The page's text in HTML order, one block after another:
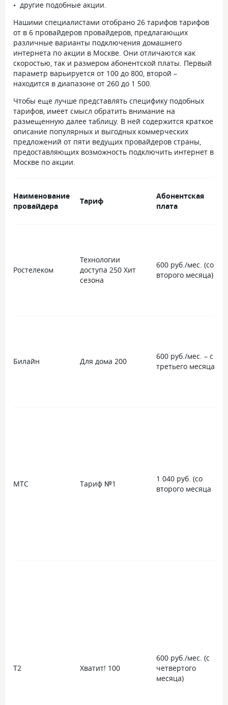
другие подобные акции.
Нашими специалистами отобрано 26 тарифов тарифов
от в 6 провайдеров провайдеров, предлагающих
различные варианты подключения домашнего
интернета по акции в Москве. Они отличаются как
скоростью, так и размером абонентской платы. Первый
параметр варьируется от 100 до 800, второй –
находится в диапазоне от 260 до 1 500.
Чтобы еще лучше представлять специфику подобных
тарифов, имеет смысл обратить внимание на
размещенную далее таблицу. В ней содержится краткое
описание популярных и выгодных коммерческих
предложений от пяти ведущих провайдеров страны,
предоставляющих возможность подключить интернет в
Москве по акции.
Наименование
провайдера
Тариф
Абонентская
плата
Ростелеком
Технологии
доступа 250 Хит
сезона
600 руб./мес. (со
второго месяца)
Билайн Для дома 200
600 руб./мес. – с
третьего месяца
МТС Тариф №1
1 040 руб. (со
второго месяца
Т2 Хватит! 100
600 руб./мес. (с
четвертого
месяца)